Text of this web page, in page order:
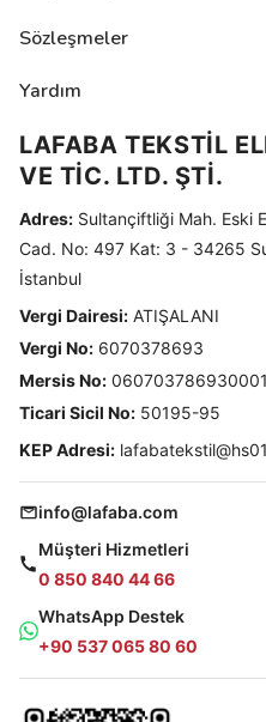
Sözleşmeler
Yardım
LAFABA TEKSTİL
VE TİC. LTD. ŞTİ.
Adres: Sultançiftliği Mah. Eski
Cad. No: 497 Kat: 3 - 34265
İstanbul
Vergi Dairesi: ATIŞALANI
Vergi No: 6070378693
Mersis No:
Ticari Sicil No: 50195-95
KEP Adresi:
info@lafaba.com
Müşteri Hizmetleri
0 850 840 44 66
WhatsApp Destek
+90 537 065 80 60